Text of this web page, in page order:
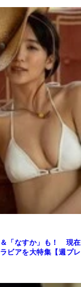
＆「なすか」も！ 現在
ビアを大特集【週プレ